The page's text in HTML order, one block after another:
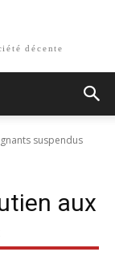
décente
suspendus
aux